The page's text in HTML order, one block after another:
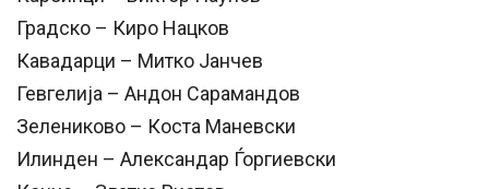
Градско – Киро Нацков
Кавадарци – Митко Јанчев
Гевгелија – Андон Сарамандов
Зелениково – Коста Маневски
Илинден – Александар Ѓоргиевски